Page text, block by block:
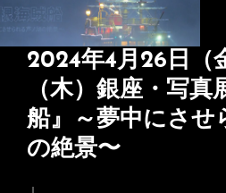
2024年4月26日（
（木）銀座・写真
船』～夢中にさせ
の絶景〜